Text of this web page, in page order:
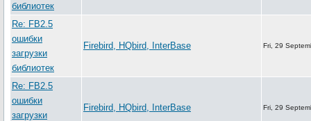
библиотек
Re: FB2.5
ошибки
загрузки
библиотек
Firebird, HQbird, InterBase Fri, 29
Re: FB2.5
ошибки
загрузки
Firebird, HQbird, InterBase Fri, 29